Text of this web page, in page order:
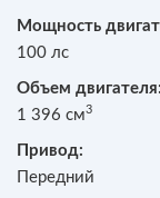
Мощность
100 лс
Объем двигателя:
1 396 см3
Привод:
Передний